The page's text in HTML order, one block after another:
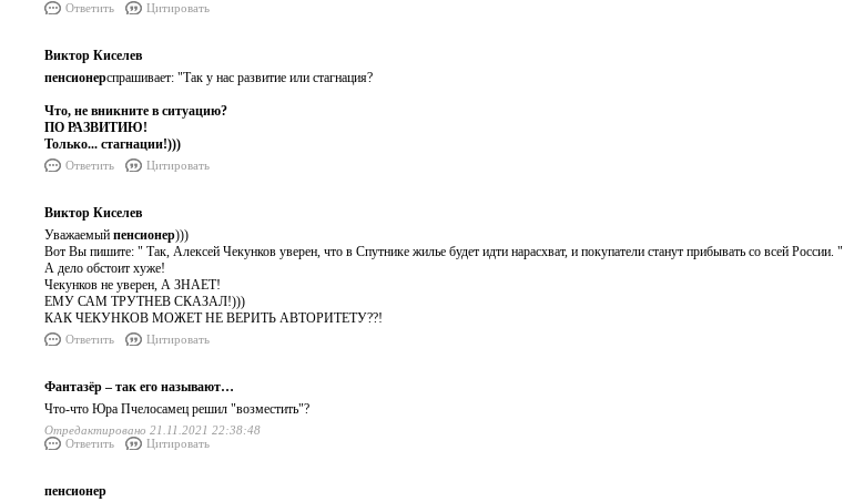
Ответить Цитировать
Виктор Киселев
пенсионерспрашивает: "Так у нас развитие или стагнация?
Что, не вникните в ситуацию?
ПО РАЗВИТИЮ!
Только... стагнации!)))
Ответить Цитировать
Виктор Киселев
Уважаемый пенсионер)))
Вот Вы пишите: " Так, Алексей Чекунков уверен, что в Спутнике жилье будет идти нарасхват, и покупатели станут прибывать со всей России. "
А дело обстоит хуже!
Чекунков не уверен, А ЗНАЕТ!
ЕМУ САМ ТРУТНЕВ СКАЗАЛ!)))
КАК ЧЕКУНКОВ МОЖЕТ НЕ ВЕРИТЬ АВТОРИТЕТУ??!
Ответить Цитировать
Фантазёр – так его называют…
Что-что Юра Пчелосамец решил "возместить"?
Отредактировано 21.11.2021 22:38:48
Ответить
Цитировать
пенсионер